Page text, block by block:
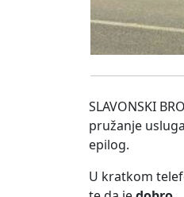
SLAVONSKI
pružanje
epilog.
U kratkom